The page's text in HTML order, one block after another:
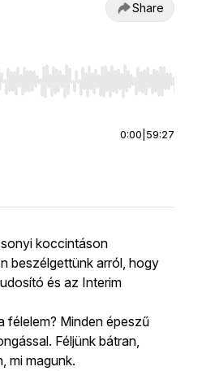
Share
End to jump to start or end.
0:00 59:27
koccintáson
beszélgettünk arról, hogy
és az Interim
félelem? Minden épeszű
Féljünk bátran,
mi magunk.